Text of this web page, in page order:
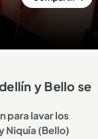
y Bello se
para lavar los
Niquía (Bello)